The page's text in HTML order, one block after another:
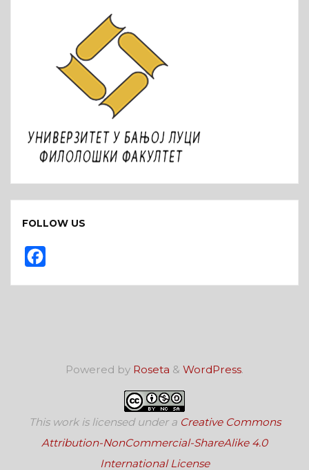
FOLLOW US
Powered by Roseta & WordPress.
This work is licensed under a Creative Commons
Attribution-NonCommercial-ShareAlike 4.0
International License